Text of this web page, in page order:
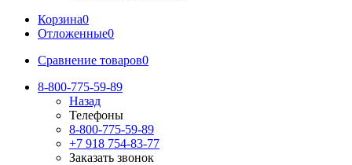
Корзина0
Отложенные0
Сравнение товаров0
8-800-775-59-89
Назад
Телефоны
8-800-775-59-89
+7 918 754-83-77
Заказать звонок